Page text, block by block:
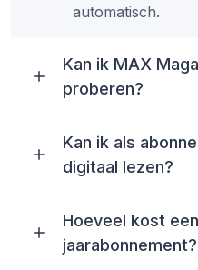
automatisch.
Kan ik MAX
proberen?
Kan ik als
digitaal lezen?
Hoeveel kost
jaarabonnement?